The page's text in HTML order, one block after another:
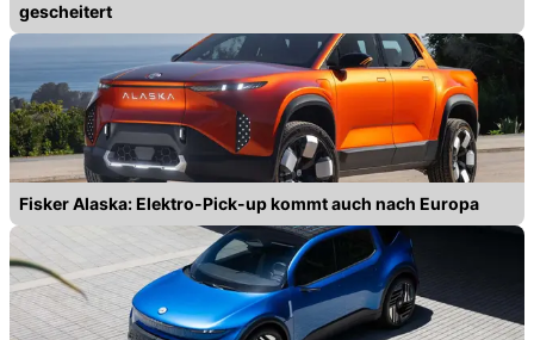
gescheitert
Fisker Alaska: Elektro-Pick-up kommt auch nach Europa